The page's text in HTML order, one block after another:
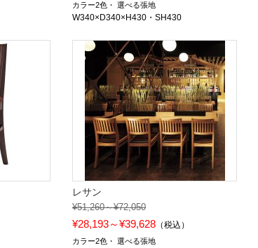
カラー2色 選べる張地
W340×D340×H430・SH430
レサン
¥51,260～¥72,050
¥28,193～¥39,628 （税込）
カラー2色 選べる張地